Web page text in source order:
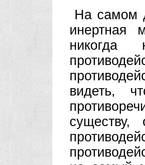
На самом
инертная
видеть,
существу,